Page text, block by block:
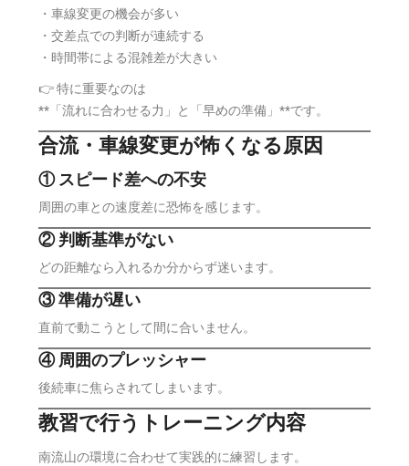
・車線変更の機会が多い
・交差点での判断が連続する
・時間帯による混雑差が大きい
👉 特に重要なのは
**「流れに合わせる力」と「早めの準備」**です。
合流・車線変更が怖くなる原因
① スピード差への不安
周囲の車との速度差に恐怖を感じます。
② 判断基準がない
どの距離なら入れるか分からず迷います。
③ 準備が遅い
直前で動こうとして間に合いません。
④ 周囲のプレッシャー
後続車に焦らされてしまいます。
教習で行うトレーニング内容
南流山の環境に合わせて実践的に練習します。